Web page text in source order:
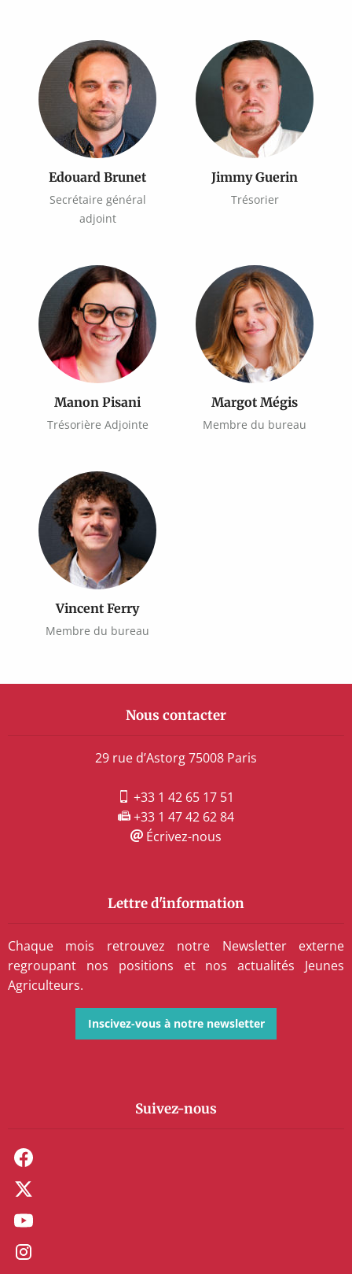
Edouard Brunet
Secrétaire général
adjoint
Jimmy Guerin
Trésorier
Manon Pisani
Trésorière Adjointe
Margot Mégis
Membre du bureau
Vincent Ferry
Membre du bureau
Nous contacter
29 rue d’Astorg 75008 Paris
+33 1 42 65 17 51
+33 1 47 42 62 84
Écrivez-nous
Lettre d'information
Chaque mois retrouvez notre Newsletter externe
regroupant nos positions et nos actualités Jeunes
Agriculteurs.
Inscivez-vous à notre newsletter
Suivez-nous